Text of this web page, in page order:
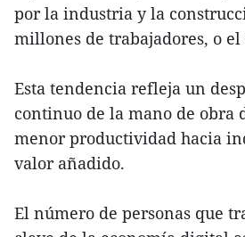
por la industria y la
millones de trabajadores, o el
Esta tendencia refleja un
continuo de la mano de obra
menor productividad hacia
valor añadido.
El número de personas que